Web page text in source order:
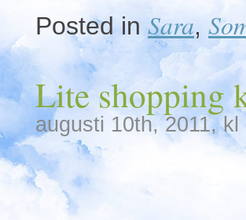
Posted in Sara,
Lite shopping
augusti 10th, 2011, kl